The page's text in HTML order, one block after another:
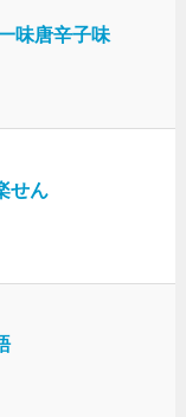
味唐辛子味
せん